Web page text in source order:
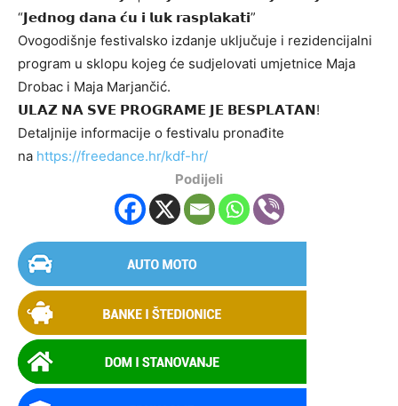
“𝗝𝗲𝗱𝗻𝗼𝗴 𝗱𝗮𝗻𝗮 𝗰́𝘂 𝗶 𝗹𝘂𝗸 𝗿𝗮𝘀𝗽𝗹𝗮𝗸𝗮𝘁𝗶”
Ovogodišnje festivalsko izdanje uključuje i rezidencijalni
program u sklopu kojeg će sudjelovati umjetnice Maja
Drobac i Maja Marjančić.
𝗨𝗟𝗔𝗭 𝗡𝗔 𝗦𝗩𝗘 𝗣𝗥𝗢𝗚𝗥𝗔𝗠𝗘 𝗝𝗘 𝗕𝗘𝗦𝗣𝗟𝗔𝗧𝗔𝗡!
Detaljnije informacije o festivalu pronađite
na https://freedance.hr/kdf-hr/
Podijeli